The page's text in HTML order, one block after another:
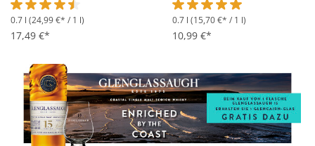
Durchschnittliche Bewertung von 4.5 von 5 Sternen
0.7 l (24,99 €* / 1 l)
17,49 €*
Durchschnittliche
0.7 l (15,70 €* / 1 l)
10,99 €*